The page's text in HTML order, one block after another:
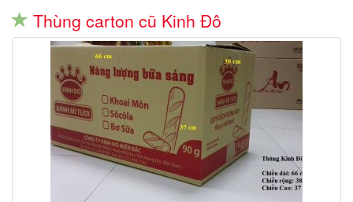
Thùng carton cũ Kinh Đô